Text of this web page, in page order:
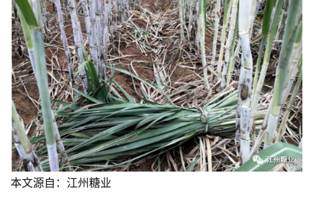
现
货
报
价
专
题
本文源自：江州糖业